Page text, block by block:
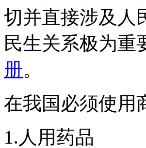
切并直接涉及人
民生关系极为重
册。
在我国必须使用
1.人用药品